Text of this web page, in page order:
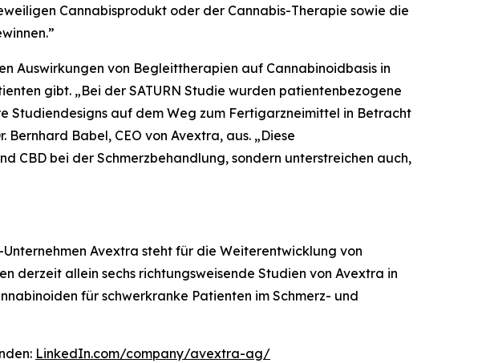
Cannabisprodukt oder der Cannabis-Therapie sowie die
Auswirkungen von Begleittherapien auf Cannabinoidbasis in
gibt. „Bei der SATURN Studie wurden patientenbezogene
Studiendesigns auf dem Weg zum Fertigarzneimittel in Betracht
Babel, CEO von Avextra, aus. „Diese
CBD bei der Schmerzbehandlung, sondern unterstreichen auch,
Avextra steht für die Weiterentwicklung von
derzeit allein sechs richtungsweisende Studien von Avextra in
für schwerkranke Patienten im Schmerz- und
LinkedIn.com/company/avextra-ag/